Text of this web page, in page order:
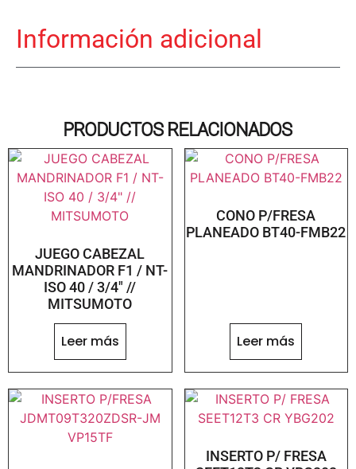
Información adicional
PRODUCTOS RELACIONADOS
JUEGO CABEZAL
MANDRINADOR F1 / NT-
ISO 40 / 3/4″ //
MITSUMOTO
Leer más
CONO P/FRESA
PLANEADO BT40-FMB22
Leer más
INSERTO P/ FRESA